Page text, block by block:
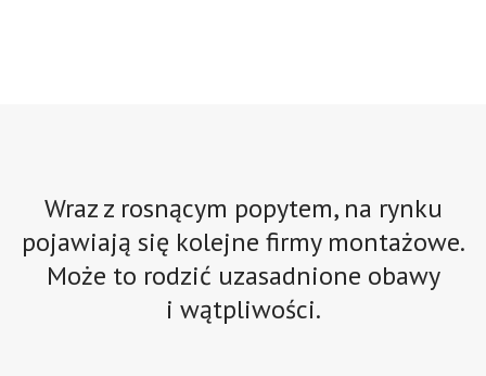
Wraz z rosnącym popytem, na rynku
pojawiają się kolejne firmy montażowe.
Może to rodzić uzasadnione obawy
i wątpliwości.